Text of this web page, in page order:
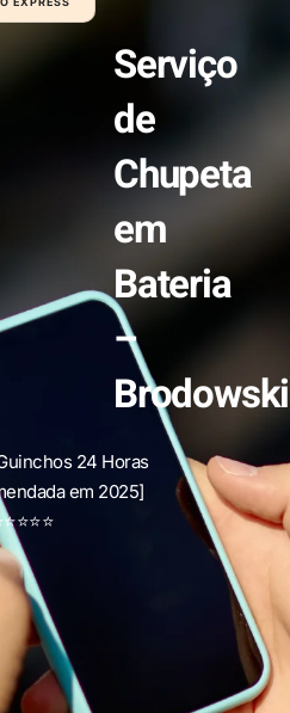
Serviço
de
Chupeta
em
Bateria
–
Brodowski
24 Horas
em 2025]
⭐⭐⭐⭐